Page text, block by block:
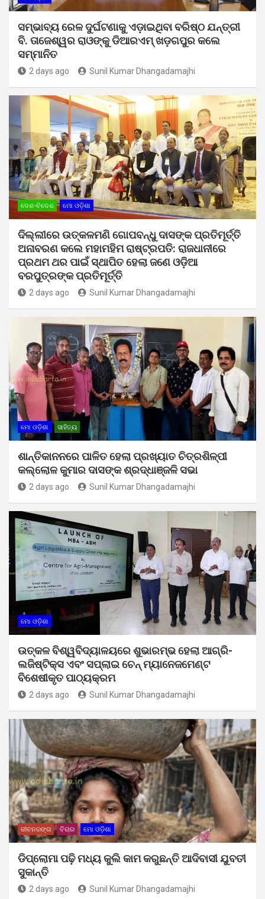
ସମ୍ଭାବ୍ୟ ରେଳ ଦୁର୍ଘଟଣାକୁ ଏଡ଼ାଇଥିବା ବରିଷ୍ଠ ଯନ୍ତ୍ରୀ
ବି. ତାଜେଶ୍ୱର ରାଓଙ୍କୁ ଡିଆରଏମ୍ ଖଡ଼ଗପୁର କଲେ
ସମ୍ମାନିତ
2 days ago Sunil Kumar Dhangadamajhi
ଦେଶ-ବିଦେଶ ମୋ ଓଡ଼ିଶା
ଦିଲ୍ଲୀରେ ଉତ୍କଳମଣି ଗୋପବନ୍ଧୁ ଦାସଙ୍କ ପ୍ରତିମୂର୍ତ୍ତି
ଅନାବରଣ କଲେ ମହାମହିମ ରାଷ୍ଟ୍ରପତି: ରାଜଧାନୀରେ
ପ୍ରଥମ ଥର ପାଇଁ ସ୍ଥାପିତ ହେଲା ଜଣେ ଓଡ଼ିଆ
ବରପୁତ୍ରଙ୍କ ପ୍ରତିମୂର୍ତ୍ତି
2 days ago Sunil Kumar Dhangadamajhi
ମୋ ଓଡ଼ିଶା ସାହିତ୍ୟ
ଶାନ୍ତିକାନନରେ ପାଳିତ ହେଲା ପ୍ରଖ୍ୟାତ ଚିତ୍ରଶିଳ୍ପୀ
କଲ୍ଲୋଳ କୁମାର ଦାସଙ୍କ ଶ୍ରଦ୍ଧାଞ୍ଜଳି ସଭା
2 days ago Sunil Kumar Dhangadamajhi
ମୋ ଓଡ଼ିଶା
ଉତ୍କଳ ବିଶ୍ୱବିଦ୍ୟାଳୟରେ ଶୁଭାରମ୍ଭ ହେଲା ଆଗ୍ରି-
ଲଜିଷ୍ଟିକ୍ସ ଏବଂ ସପ୍ଲାଇ ଚେନ୍ ମ୍ୟାନେଜମେଣ୍ଟ
ବିଶେଷୀକୃତ ପାଠ୍ୟକ୍ରମ
2 days ago Sunil Kumar Dhangadamajhi
ଜୀବନରଙ୍ଗ ବିଚାର ମୋ ଓଡ଼ିଶା
ଡିପ୍ଲୋମା ପଢ଼ି ମଧ୍ୟ କୁଲି କାମ କରୁଛନ୍ତି ଆଦିବାସୀ ଯୁବତୀ
ସୁକାନ୍ତି
2 days ago Sunil Kumar Dhangadamajhi